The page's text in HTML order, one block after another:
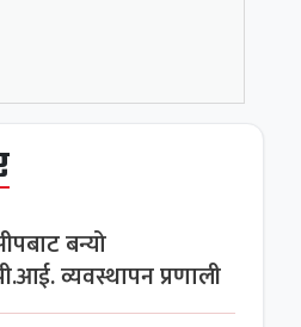
बन्यो
व्यवस्थापन प्रणाली